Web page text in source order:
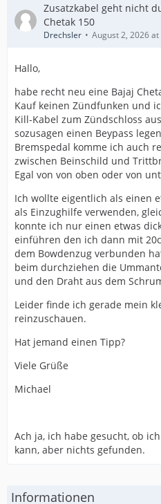
Zusatzkabel geht nicht
Chetak 150
Drechsler August 2, 2026 at
Hallo,
habe recht neu eine Bajaj
Kauf keinen Zündfunken und
Kill-Kabel zum Zündschloss
sozusagen einen Beypass
Bremspedal komme ich auch
zwischen Beinschild und
Egal von von oben oder von
Ich wollte eigentlich als einen
als Einzughilfe verwenden,
konnte ich nur einen etwas
einführen den ich dann mit
dem Bowdenzug verbunden
beim durchziehen die
und den Draht aus dem
Leider finde ich gerade mein
reinzuschauen.
Hat jemand einen Tipp?
Viele Grüße
Michael
Ach ja, ich habe gesucht, ob
kann, aber nichts gefunden.
Informationen